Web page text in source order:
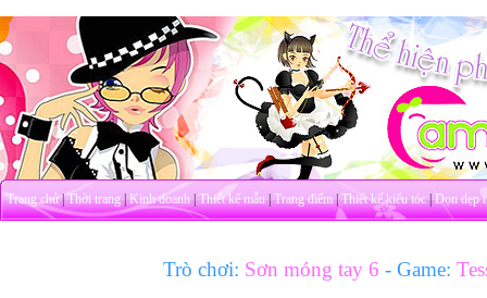
Trang chủ|Thời trang|Kinh doanh|Thiết kế mẫu|Trang điểm|Thiết kế kiểu tóc|Dọn dẹp
Trò chơi: Sơn móng tay 6- Game: